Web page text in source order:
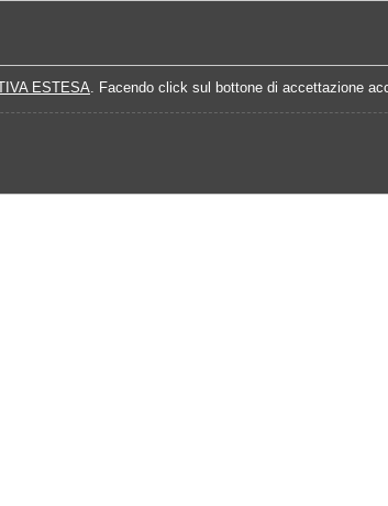
ESTESA. Facendo click sul bottone di accettazione